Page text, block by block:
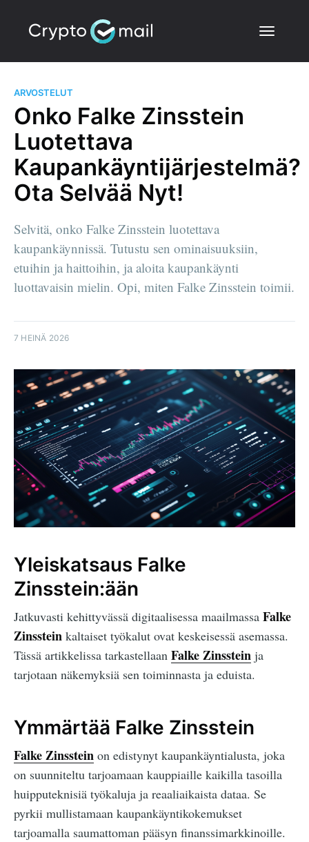
ARVOSTELUT
Onko Falke Zinsstein
Luotettava
Kaupankäyntijärjestelmä?
Ota Selvää Nyt!
Selvitä, onko Falke Zinsstein luotettava
kaupankäynnissä. Tutustu sen ominaisuuksiin,
etuihin ja haittoihin, ja aloita kaupankäynti
luottavaisin mielin. Opi, miten Falke Zinsstein toimii.
7 HEINÄ 2026
Yleiskatsaus Falke
Zinsstein:ään
Jatkuvasti kehittyvässä digitaalisessa maailmassa Falke
Zinsstein kaltaiset työkalut ovat keskeisessä asemassa.
Tässä artikkelissa tarkastellaan Falke Zinsstein ja
tarjotaan näkemyksiä sen toiminnasta ja eduista.
Ymmärtää Falke Zinsstein
Falke Zinsstein on edistynyt kaupankäyntialusta, joka
on suunniteltu tarjoamaan kauppiaille kaikilla tasoilla
huipputeknisiä työkaluja ja reaaliaikaista dataa. Se
pyrkii mullistamaan kaupankäyntikokemukset
tarjoamalla saumattoman pääsyn finanssimarkkinoille.